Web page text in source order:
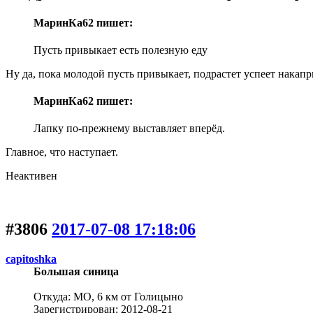
МаринКа62 пишет:
Пусть привыкает есть полезную еду
Ну да, пока молодой пусть привыкает, подрастет успеет
МаринКа62 пишет:
Лапку по-прежнему выставляет вперёд.
Главное, что наступает.
Неактивен
#3806 2017-07-08 17:18:06
capitoshka
Большая синица
Откуда: МО, 6 км от Голицыно
Зарегистрирован: 2012-08-21